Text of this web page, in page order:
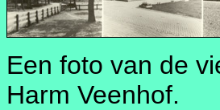
Een foto van de
Harm Veenhof.